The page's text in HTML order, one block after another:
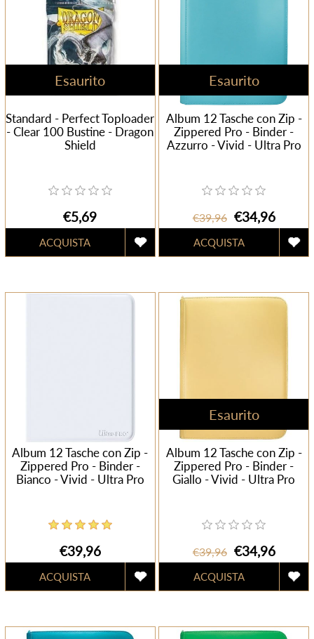
Esaurito
Standard - Perfect Toploader
- Clear 100 Bustine - Dragon
Shield
€5,69
Esaurito
Album 12 Tasche con Zip -
Zippered Pro - Binder -
Azzurro - Vivid - Ultra Pro
€39,96 €34,96
Album 12 Tasche con Zip -
Zippered Pro - Binder -
Bianco - Vivid - Ultra Pro
€39,96
Esaurito
Album 12 Tasche con Zip -
Zippered Pro - Binder -
Giallo - Vivid - Ultra Pro
€39,96 €34,96